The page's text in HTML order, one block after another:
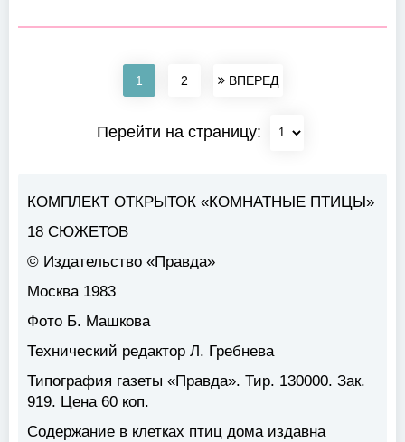
1 2 ВПЕРЕД
Перейти на страницу:
КОМПЛЕКТ ОТКРЫТОК «КОМНАТНЫЕ ПТИЦЫ»
18 СЮЖЕТОВ
© Издательство «Правда»
Москва 1983
Фото Б. Машкова
Технический редактор Л. Гребнева
Типография газеты «Правда». Тир. 130000. Зак.
919. Цена 60 коп.
Содержание в клетках птиц дома издавна